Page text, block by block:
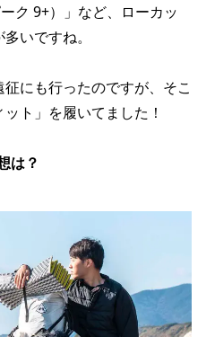
ク 9+）」など、ローカッ
いですね。
にも行ったのですが、そこ
ト」を履いてました！
は？